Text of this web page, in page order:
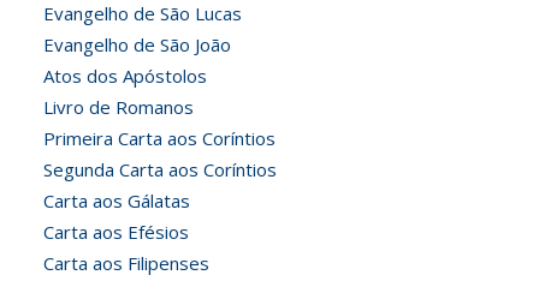
Evangelho de São Lucas
Evangelho de São João
Atos dos Apóstolos
Livro de Romanos
Primeira Carta aos Coríntios
Segunda Carta aos Coríntios
Carta aos Gálatas
Carta aos Efésios
Carta aos Filipenses